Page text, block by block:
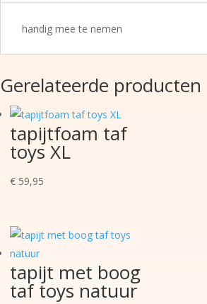
handig mee te nemen
Gerelateerde producten
tapijtfoam taf
toys XL
€ 59,95
tapijt met boog
taf toys natuur